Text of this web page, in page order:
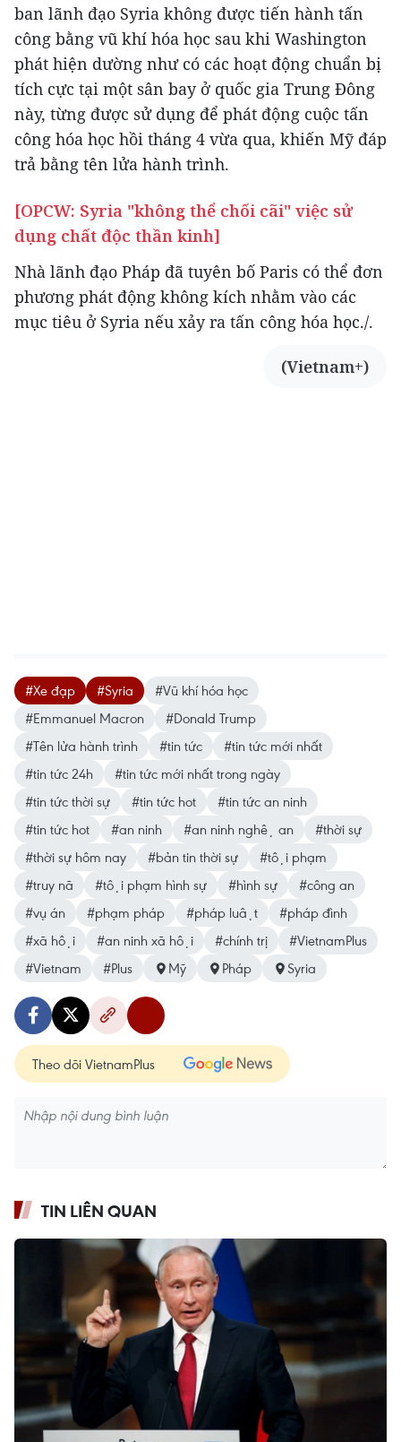
ban lãnh đạo Syria không được tiến hành tấn
công bằng vũ khí hóa học sau khi Washington
phát hiện dường như có các hoạt động chuẩn bị
tích cực tại một sân bay ở quốc gia Trung Đông
này, từng được sử dụng để phát động cuộc tấn
công hóa học hồi tháng 4 vừa qua, khiến Mỹ đáp
trả bằng tên lửa hành trình.
[OPCW: Syria "không thể chối cãi" việc sử
dụng chất độc thần kinh]
Nhà lãnh đạo Pháp đã tuyên bố Paris có thể đơn
phương phát động không kích nhằm vào các
mục tiêu ở Syria nếu xảy ra tấn công hóa học./.
(Vietnam+)
#Xe đạp #Syria
#Vũ khí hóa học
#Emmanuel Macron
#Donald Trump
#Tên lửa hành trình
#tin tức
#tin tức mới nhất
#tin tức 24h
#tin tức mới nhất trong ngày
#tin tức thời sự
#tin tức hot
#tin tức an ninh
#tin tức hot
#an ninh #an ninh nghệ an
#thời sự
#thời sự hôm nay
#bản tin thời sự
#tội phạm
#truy nã
#tội phạm hình sự #hình sự
#công an
#vụ án
#phạm pháp #pháp luật
#pháp đình
#xã hội
#an ninh xã hội #chính trị
#VietnamPlus
#Vietnam
#Plus Mỹ Pháp Syria
Theo dõi VietnamPlus
TIN LIÊN QUAN